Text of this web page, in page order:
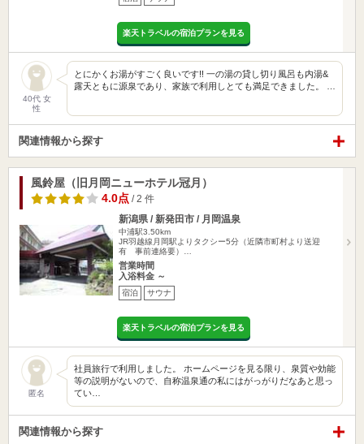
楽天トラベルの宿泊プランを見る
40代 女
性
とにかくお湯がすごく良いです!! 一の湯の貸し切り風呂も内湯&
露天ともに源泉であり、家族で利用しとても満足できました。 …
関連情報から探す
風鈴屋（旧月岡ニューホテル冠月）
4.0点 / 2 件
新潟県 / 新発田市 / 月岡温泉
中浦駅3.50km
JR羽越線月岡駅よりタクシー5分（近隣市町村より送迎
有 事前連絡要）…
営業時間
入浴料金 ～
宿泊 サウナ
楽天トラベルの宿泊プランを見る
匿名
社員旅行で利用しました。 ホームページを見る限り、泉質や効能
等の説明がないので、自称温泉通の私にはがっがりだなあと思っ
てい…
関連情報から探す